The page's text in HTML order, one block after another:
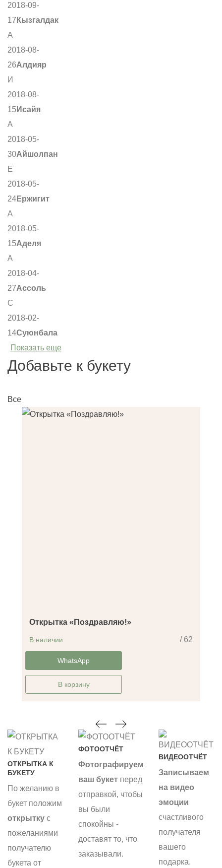
2018-09-
17 Кызгалдак
А
2018-08-
26Алдияр
И
2018-08-
15 Исайя
А
2018-05-
30Айшолпан
Е
2018-05-
24Ержигит
А
2018-05-
15Аделя
А
2018-04-
27Ассоль
С
2018-02-
14Суюнбала
Показать еще
Добавьте к букету
Все
Открытка «Поздравляю!»
/ 62
В наличии
-14%WhatsApp
В корзину
ОТКРЫТКА К
БУКЕТУ
По желанию в
букет положим
открытку с
пожеланиями
получателю
букета от
ФОТООТЧЁТ
Фотографируем
ваш букет перед
отправкой, чтобы
вы были
спокойны -
доставят то, что
заказывали.
ВИДЕООТЧЁТ
Записываем
на видео
эмоции
счастливого
получателя
вашего
подарка.